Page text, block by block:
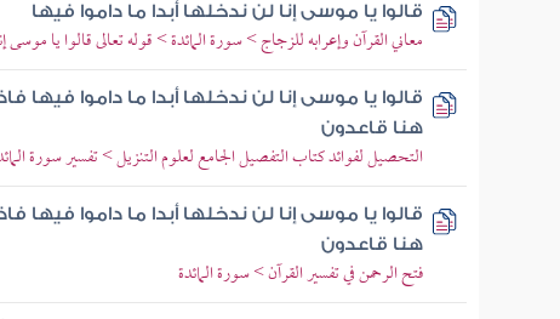
قالوا يا موسى إنا لن ندخلها أبدا ما داموا فيها
معاني القرآن وإعرابه للزجاج > سورة المائدة > قوله تعالى قالوا يا موسى
قالوا يا موسى إنا لن ندخلها أبدا ما داموا فيها
هنا قاعدون
التحصيل لفوائد كتاب التفصيل الجامع لعلوم التنزيل > تفسير سورة المائدة >
قالوا يا موسى إنا لن ندخلها أبدا ما داموا فيها
هنا قاعدون
فتح الرحمن في تفسير القرآن > سورة المائدة